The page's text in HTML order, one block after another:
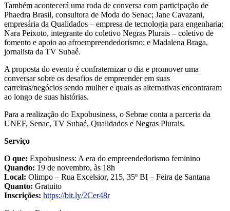
Também acontecerá uma roda de conversa com participação de
Phaedra Brasil, consultora de Moda do Senac; Jane Cavazani,
empresária da Qualidados – empresa de tecnologia para engenharia;
Nara Peixoto, integrante do coletivo Negras Plurais – coletivo de
fomento e apoio ao afroempreendedorismo; e Madalena Braga,
jornalista da TV Subaé.
A proposta do evento é confraternizar o dia e promover uma
conversar sobre os desafios de empreender em suas
carreiras/negócios sendo mulher e quais as alternativas encontraram
ao longo de suas histórias.
Para a realização do Expobusiness, o Sebrae conta a parceria da
UNEF, Senac, TV Subaé, Qualidados e Negras Plurais.
Serviço
O que: Expobusiness: A era do empreendedorismo feminino
Quando: 19 de novembro, às 18h
Local: Olimpo – Rua Excelsior, 215, 35º BI – Feira de Santana
Quanto: Gratuito
Inscrições: https://bit.ly/2Cer48r